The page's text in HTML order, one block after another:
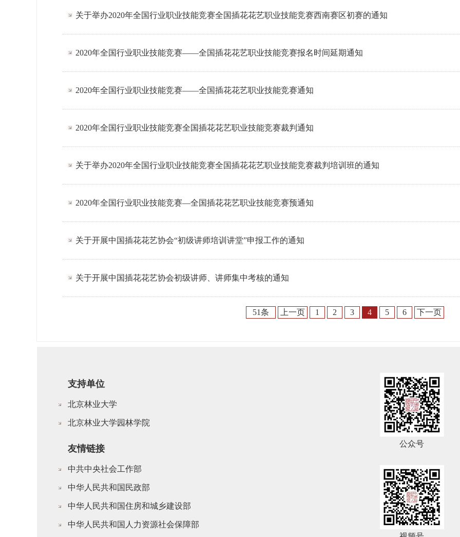
关于举办2020年全国行业职业技能竞赛全国插花花艺职业技能竞赛西南赛区初赛的通知
2020年全国行业职业技能竞赛——全国插花花艺职业技能竞赛报名时间延期通知
2020年全国行业职业技能竞赛——全国插花花艺职业技能竞赛通知
2020年全国行业职业技能竞赛全国插花花艺职业技能竞赛裁判通知
关于举办2020年全国行业职业技能竞赛全国插花花艺职业技能竞赛裁判培训班的通知
2020年全国行业职业技能竞赛—全国插花花艺职业技能竞赛预通知
关于开展中国插花花艺协会“初级讲师培训讲堂”申报工作的通知
关于开展中国插花花艺协会初级讲师、讲师集中考核的通知
51条 上一页 1 2 3 4 5 6 下一页
公众号
支持单位
北京林业大学
北京林业大学园林学院
友情链接
中共中央社会工作部
中华人民共和国民政部
中华人民共和国住房和城乡建设部
中华人民共和国人力资源社会保障部